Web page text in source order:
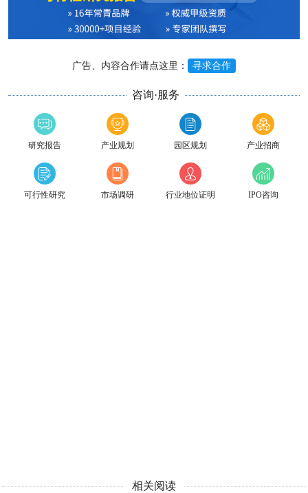
广告、内容合作请点这里： 寻求合作
咨询·服务
研究报告 产业规划 园区规划 产业招商
可行性研究 市场调研 行业地位证明 IPO咨询
相关阅读